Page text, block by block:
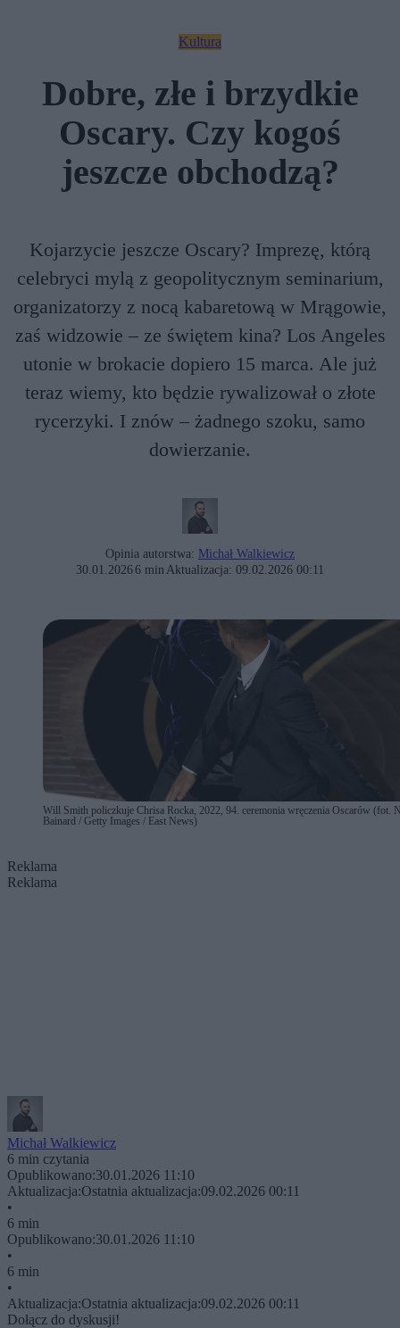
Kultura
Dobre, złe i brzydkie
Oscary. Czy kogoś
jeszcze obchodzą?
Kojarzycie jeszcze Oscary? Imprezę, którą
celebryci mylą z geopolitycznym seminarium,
organizatorzy z nocą kabaretową w Mrągowie,
zaś widzowie – ze świętem kina? Los Angeles
utonie w brokacie dopiero 15 marca. Ale już
teraz wiemy, kto będzie rywalizował o złote
rycerzyki. I znów – żadnego szoku, samo
dowierzanie.
Opinia autorstwa: Michał Walkiewicz
30.01.20266 min Aktualizacja: 09.02.2026 00:11
Will Smith policzkuje Chrisa Rocka, 2022, 94. ceremonia wręczenia Oscarów (fot.
Bainard / Getty Images / East News)
Reklama
Reklama
Michał Walkiewicz
6 min czytania
Opublikowano:30.01.2026 11:10
Aktualizacja:Ostatnia aktualizacja:09.02.2026 00:11
•
6 min
Opublikowano:30.01.2026 11:10
•
6 min
•
Aktualizacja:Ostatnia aktualizacja:09.02.2026 00:11
Dołącz do dyskusji!